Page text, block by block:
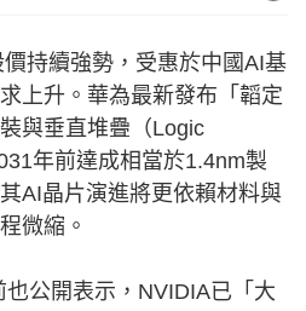
持續強勢，受惠於中國AI基
上升。華為最新發布「韜定
與垂直堆疊（Logic
年前達成相當於1.4nm製
AI晶片演進將更依賴材料與
微縮。
公開表示，NVIDIA已「大